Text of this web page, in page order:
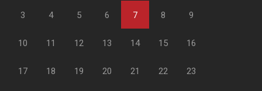
3 4 5 6 7 8 9
10 11 12 13 14 15 16
17 18 19 20 21 22 23